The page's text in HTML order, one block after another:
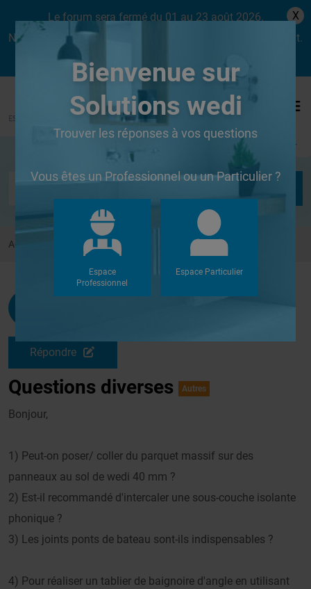
Le forum sera fermé du 01 au 23 août 2026.
Nous aurons le plaisir de vous retrouver dès le lundi 24 août.
X
Se connecter
Accueil Forums Autres Questions diverses
Mariemaya
Répondre
Questions diverses Autres
Bonjour,
1) Peut-on poser/ coller du parquet massif sur des
panneaux au sol de wedi 40 mm ?
2) Est-il recommandé d'intercaler une sous-couche isolante
phonique ?
3) Les joints ponts de bateau sont-ils indispensables ?
4) Pour réaliser un tablier de baignoire d'angle en utilisant
Bienvenue sur
Solutions wedi
Trouver les réponses à vos questions
Vous êtes un Professionnel ou un Particulier ?
Espace
Professionnel
Espace Particulier